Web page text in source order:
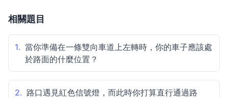
相關題目
1. 當你準備在一條雙向車道上左轉時，你的車子應該處
於路面的什麼位置？
2. 路口遇見紅色信號燈，而此時你打算直行通過路